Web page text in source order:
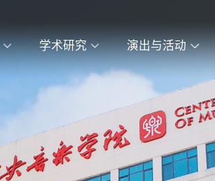
学术研究 演出与活动